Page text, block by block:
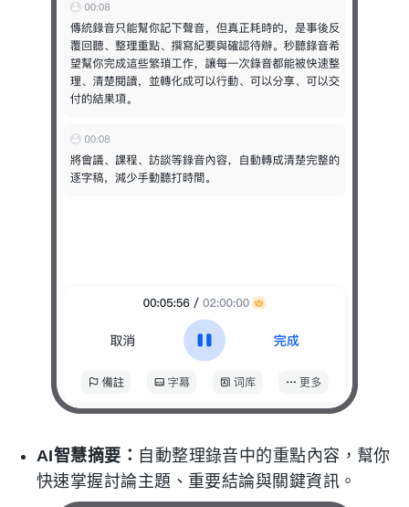
AI智慧摘要： 自動整理錄音中的重點內容，幫你
快速掌握討論主題、重要結論與關鍵資訊。